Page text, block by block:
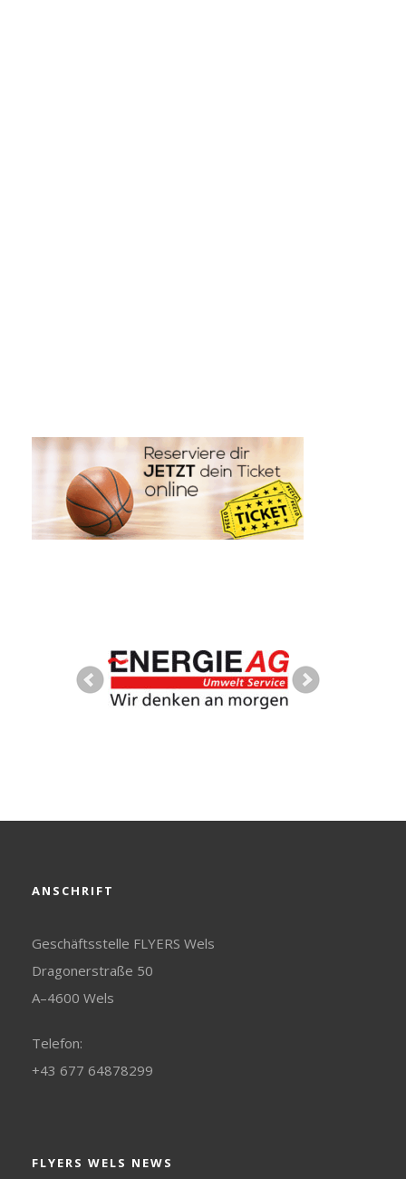
ANSCHRIFT
Geschäftsstelle FLYERS Wels
Dragonerstraße 50
A–4600 Wels
Telefon:
+43 677 64878299
FLYERS WELS NEWS